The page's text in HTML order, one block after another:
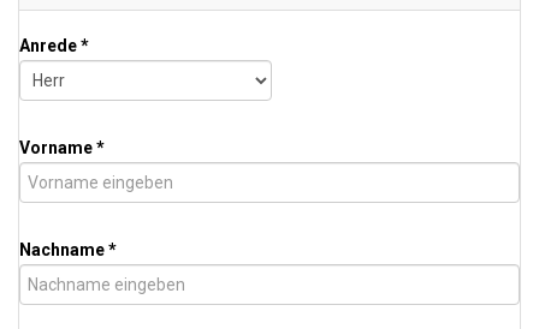
Anrede *
Vorname *
Nachname *